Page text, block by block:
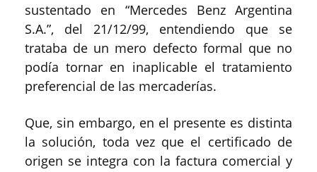
sustentado en “Mercedes Benz Argentina
S.A.”, del 21/12/99, entendiendo que se
trataba de un mero defecto formal que no
podía tornar en inaplicable el tratamiento
preferencial de las mercaderías.
Que, sin embargo, en el presente es distinta
la solución, toda vez que el certificado de
origen se integra con la factura comercial y